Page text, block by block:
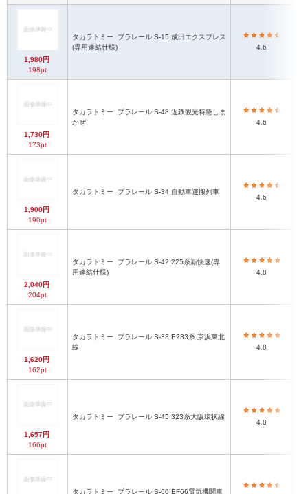
1,980円
198pt
タカラトミー
(専用連結仕様)
4.6
1,730円
173pt
タカラトミー
かぜ
4.6
1,900円
190pt
タカラトミー プラレール S-34 自動車運搬列車
4.6
2,040円
204pt
タカラトミー
用連結仕様)
4.8
1,620円
162pt
タカラトミー
線
4.8
1,657円
166pt
タカラトミー プラレール S-45 323系大阪環状線
4.8
タカラトミー プラレール S-60 EF66電気機関車